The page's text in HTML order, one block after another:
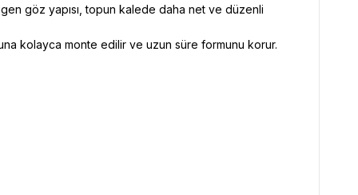
göz yapısı, topun kalede daha net ve düzenli
kolayca monte edilir ve uzun süre formunu korur.